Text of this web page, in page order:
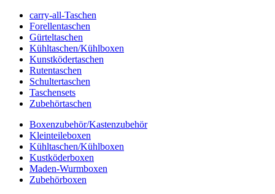
carry-all-Taschen
Forellentaschen
Gürteltaschen
Kühltaschen/Kühlboxen
Kunstködertaschen
Rutentaschen
Schultertaschen
Taschensets
Zubehörtaschen
Boxenzubehör/Kastenzubehör
Kleinteileboxen
Kühltaschen/Kühlboxen
Kustköderboxen
Maden-Wurmboxen
Zubehörboxen